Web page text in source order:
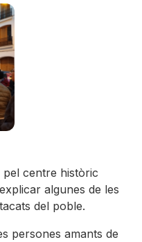
centre històric
algunes de les
del poble.
persones amants de